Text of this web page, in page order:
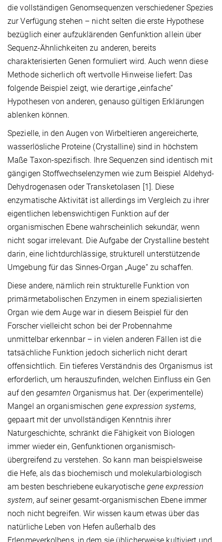
die vollständigen Genomsequenzen verschiedener Spezies
zur Verfügung stehen – nicht selten die erste Hypothese
bezüglich einer aufzuklärenden Genfunktion allein über
Sequenz-Ähnlichkeiten zu anderen, bereits
charakterisierten Genen formuliert wird. Auch wenn diese
Methode sicherlich oft wertvolle Hinweise liefert: Das
folgende Beispiel zeigt, wie derartige „einfache“
Hypothesen von anderen, genauso gültigen Erklärungen
ablenken können.
Spezielle, in den Augen von Wirbeltieren angereicherte,
wasserlösliche Proteine (Crystalline) sind in höchstem
Maße Taxon-spezifisch. Ihre Sequenzen sind identisch mit
gängigen Stoffwechselenzymen wie zum Beispiel Aldehyd-
Dehydrogenasen oder Transketolasen [1]. Diese
enzymatische Aktivität ist allerdings im Vergleich zu ihrer
eigentlichen lebenswichtigen Funktion auf der
organismischen Ebene wahrscheinlich sekundär, wenn
nicht sogar irrelevant. Die Aufgabe der Crystalline besteht
darin, eine lichtdurchlässige, strukturell unterstützende
Umgebung für das Sinnes-Organ „Auge“ zu schaffen.
Diese andere, nämlich rein strukturelle Funktion von
primärmetabolischen Enzymen in einem spezialisierten
Organ wie dem Auge war in diesem Beispiel für den
Forscher vielleicht schon bei der Probennahme
unmittelbar erkennbar – in vielen anderen Fällen ist die
tatsächliche Funktion jedoch sicherlich nicht derart
offensichtlich. Ein tieferes Verständnis des Organismus ist
erforderlich, um herauszufinden, welchen Einfluss ein Gen
auf den gesamten Organismus hat. Der (experimentelle)
Mangel an organismischen gene expression systems,
gepaart mit der unvollständigen Kenntnis ihrer
Naturgeschichte, schränkt die Fähigkeit von Biologen
immer wieder ein, Genfunktionen organismisch-
übergreifend zu verstehen. So kann man beispielsweise
die Hefe, als das biochemisch und molekularbiologisch
am besten beschriebene eukaryotische gene expression
system, auf seiner gesamt-organismischen Ebene immer
noch nicht begreifen. Wir wissen kaum etwas über das
natürliche Leben von Hefen außerhalb des